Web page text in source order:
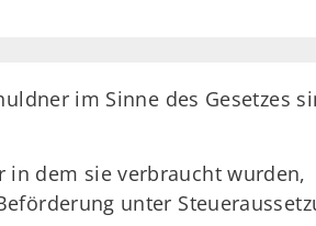
im Sinne des Gesetzes
in dem sie verbraucht wurden,
unter